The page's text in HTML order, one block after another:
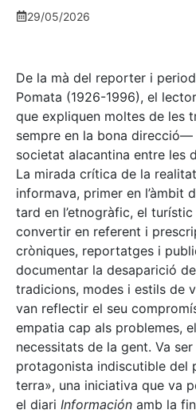
29/05/2026
De la mà del reporter i
Pomata (1926-1996), el
que expliquen moltes de les
sempre en la bona
societat alacantina entre les
La mirada crítica de la
informava, primer en l’àmbit
tard en l’etnogràfic, el
convertir en referent i
cròniques, reportatges i
documentar la desaparició
tradicions, modes i estils de
van reflectir el seu
empatia cap als problemes,
necessitats de la gent. Va
protagonista indiscutible del
terra», una iniciativa que va
el diari Información amb la